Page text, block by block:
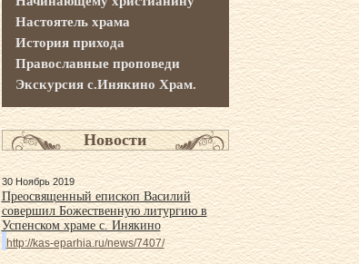
Настоятель храма
История прихода
Православные проповеди
Экскурсия с.Инякино Храм.
Новости
30 Ноябрь 2019
Преосвященный епископ Василий
совершил Божественную литургию в
Успенском храме с. Инякино
http://kas-eparhia.ru/news/7407/